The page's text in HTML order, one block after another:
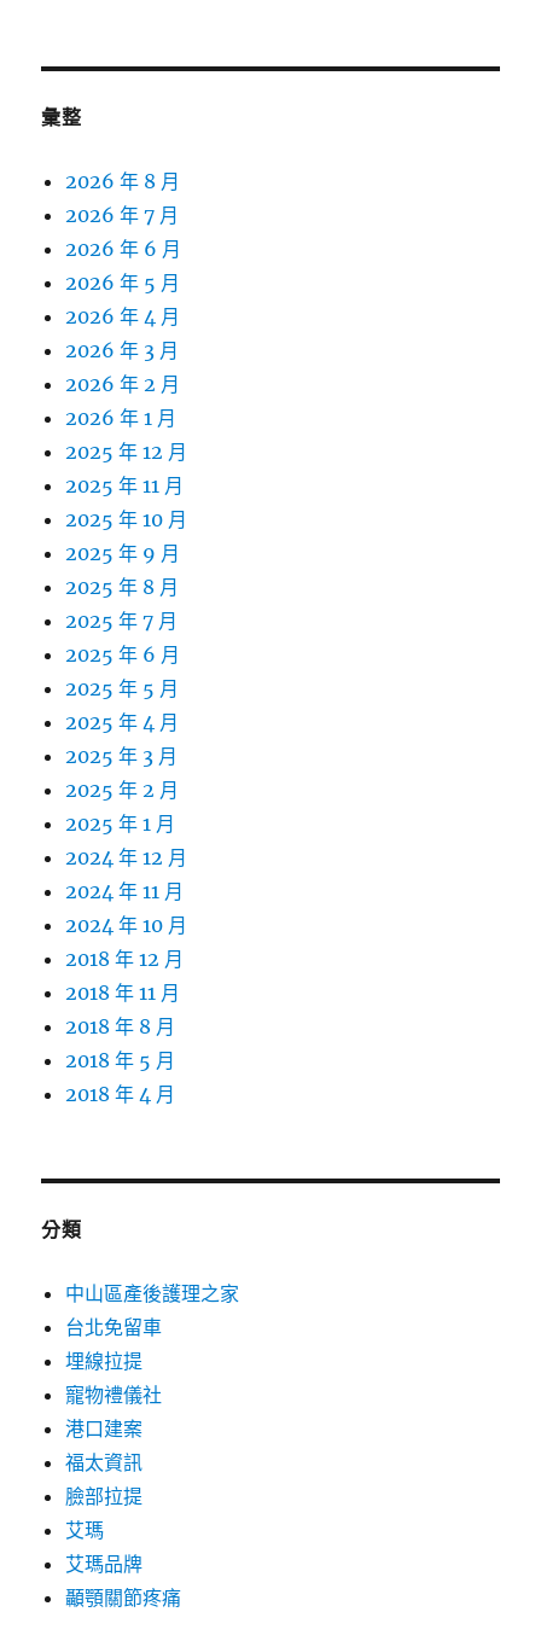
彙整
2026 年 8 月
2026 年 7 月
2026 年 6 月
2026 年 5 月
2026 年 4 月
2026 年 3 月
2026 年 2 月
2026 年 1 月
2025 年 12 月
2025 年 11 月
2025 年 10 月
2025 年 9 月
2025 年 8 月
2025 年 7 月
2025 年 6 月
2025 年 5 月
2025 年 4 月
2025 年 3 月
2025 年 2 月
2025 年 1 月
2024 年 12 月
2024 年 11 月
2024 年 10 月
2018 年 12 月
2018 年 11 月
2018 年 8 月
2018 年 5 月
2018 年 4 月
分類
中山區產後護理之家
台北免留車
埋線拉提
寵物禮儀社
港口建案
福太資訊
臉部拉提
艾瑪
艾瑪品牌
顳顎關節疼痛